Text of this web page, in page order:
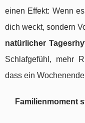
einen Effekt: Wenn
dich weckt, sondern
natürlicher
Schlafgefühl, mehr
dass ein
Familienmoment